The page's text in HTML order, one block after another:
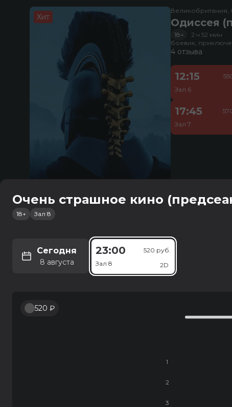
Хит Одиссея
18+
2 ч 52 мин
боевик,
4 отзыва
12:15
Зал 6
17:45
Зал 7
12+
14:25
Очень страшное кино
18+ Зал 8
Сегодня
8 августа
23:00
Зал 8
520 руб.
2D
520 ₽
1
2
3